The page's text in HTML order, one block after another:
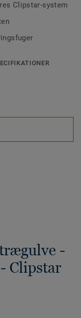
Clipstar-system
-
Clipstar